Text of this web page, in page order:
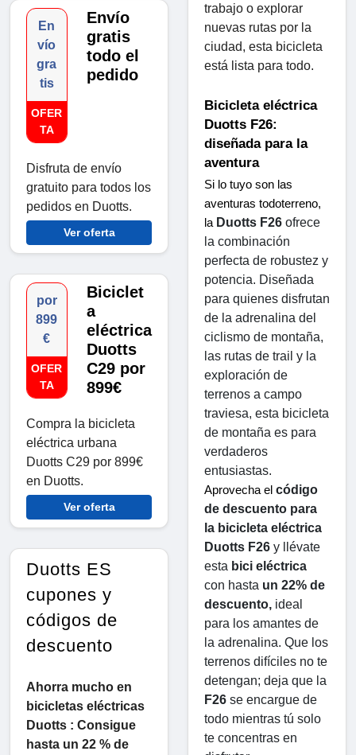
En
vío
gra
tis
OFER
TA
Envío
gratis
todo el
pedido
Disfruta de envío
gratuito para todos los
pedidos en Duotts.
Ver oferta
por
899
€
OFER
TA
Biciclet
a
eléctrica
Duotts ​​
C29 por
899€
Compra la bicicleta
eléctrica urbana
Duotts ​​C29 por 899€
en Duotts.
Ver oferta
Duotts ES
cupones y
códigos de
descuento
Ahorra mucho en
bicicletas eléctricas
Duotts : Consigue
hasta un 22 % de
trabajo o explorar
nuevas rutas por la
ciudad, esta bicicleta
está lista para todo.
Bicicleta eléctrica
Duotts ​​F26:
diseñada para la
aventura
Si lo tuyo son las
aventuras todoterreno,
la Duotts ​​F26 ofrece
la combinación
perfecta de robustez y
potencia. Diseñada
para quienes disfrutan
de la adrenalina del
ciclismo de montaña,
las rutas de trail y la
exploración de
terrenos a campo
traviesa, esta bicicleta
de montaña es para
verdaderos
entusiastas.
Aprovecha el código
de descuento para
la bicicleta eléctrica
Duotts ​​F26 y llévate
esta bici eléctrica
con hasta un 22% de
descuento, ideal
para los amantes de
la adrenalina. Que los
terrenos difíciles no te
F26 se encargue de
todo mientras tú solo
te concentras en